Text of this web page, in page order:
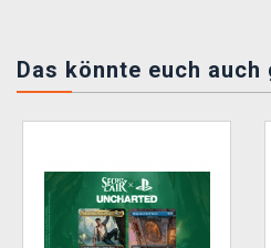
Das könnte euch auch